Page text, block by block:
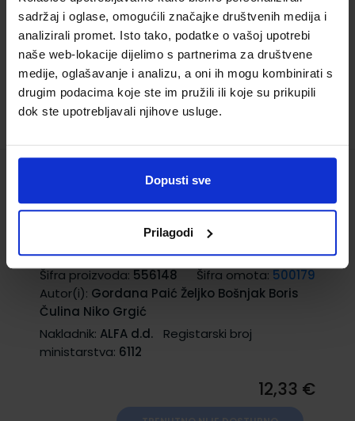
sadržaj i oglase, omogućili značajke društvenih medija i
analizirali promet. Isto tako, podatke o vašoj upotrebi
naše web-lokacije dijelimo s partnerima za društvene
medije, oglašavanje i analizu, a oni ih mogu kombinirati s
drugim podacima koje ste im pružili ili koje su prikupili
dok ste upotrebljavali njihove usluge.
Dopusti sve
Prilagodi
12,00 €
MATEMATIČKI IZAZOVI 5; 1. dio, udžbenik
sa zadatcima za vježbanje iz
matematike za peti razred osnovne
Šifra proizvoda: 556148 Šifra omota: 500179
Autor(i): Gordana Paić Željko Bošnjak Boris
Čulina Niko Grgić
Nakladnik: ALFA d.d.
Registarski broj
ministarstva: 6112
12,33 €